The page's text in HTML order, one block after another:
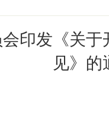
印发《关
见》的